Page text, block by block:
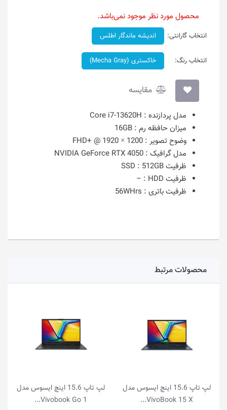
محصول مورد نظر موجود نمی‌باشد.
انتخاب گارانتی: اندیشه ماندگار اطلس
انتخاب رنگ: خاکستری (Mecha Gray)
مقایسه
مدل پردازنده : Core i7-13620H
میزان حافظه رم : 16GB
وضوح تصویر : 1200 × 1920 @ +FHD
مدل گرافیک : NVIDIA GeForce RTX 4050
ظرفیت SSD :512GB
ظرفیت HDD :
–
ظرفیت باتری : 56WHrs
محصولات مرتبط
لپ تاپ 15.6 اینچ ایسوس مدل
Vivobook Go 1...
لپ تاپ 14.0 اینچ ایسوس مدل
Vivobook Go 1...